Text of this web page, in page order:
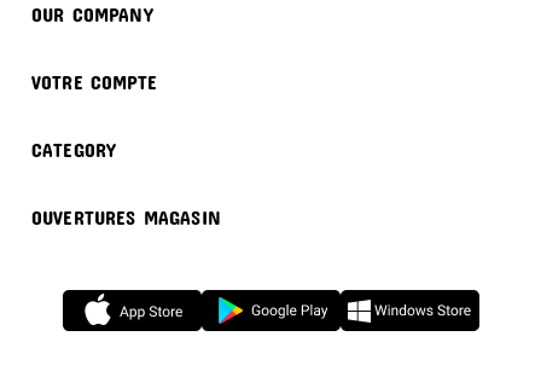
OUR COMPANY
VOTRE COMPTE
CATEGORY
OUVERTURES MAGASIN